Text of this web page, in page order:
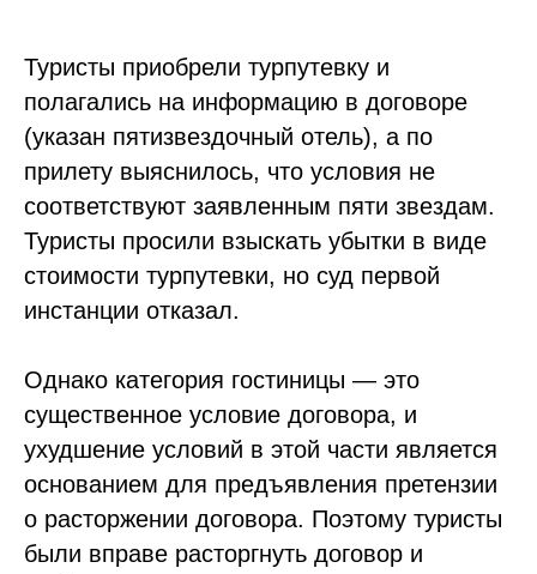
Туристы приобрели турпутевку и
полагались на информацию в договоре
(указан пятизвездочный отель), а по
прилету выяснилось, что условия не
соответствуют заявленным пяти звездам.
Туристы просили взыскать убытки в виде
стоимости турпутевки, но суд первой
инстанции отказал.
Однако категория гостиницы — это
существенное условие договора, и
ухудшение условий в этой части является
основанием для предъявления претензии
о расторжении договора. Поэтому туристы
были вправе расторгнуть договор и